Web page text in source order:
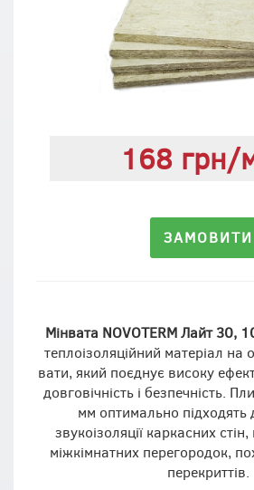
168 грн/
ЗАМОВИТИ
Мінвата NOVOTERM Лайт 30,
теплоізоляційний матеріал на
вати, який поєднує високу
довговічність і безпечність.
мм оптимально підходять
звукоізоляції каркасних
міжкімнатних перегородок,
перекриттів.